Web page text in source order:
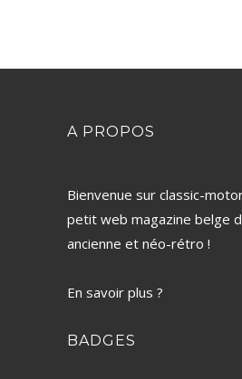
A PROPOS
Bienvenue sur classic-
petit web magazine belge
ancienne et néo-rétro !
En savoir plus ?
BADGES